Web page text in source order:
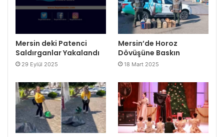
Mersin deki Patenci
Saldırganlar Yakalandı
29 Eylül 2025
Mersin’de Horoz
Dövüşüne Baskın
18 Mart 2025